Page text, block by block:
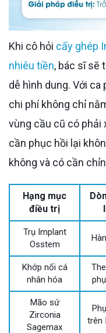
Khi cô hỏi cấy ghép
nhiêu tiền, bác sĩ sẽ
dễ hình dung. Với
chi phí không chỉ
vùng cầu cũ có phải
cần phục hồi lại
không và có cần
Hạng mục
điều trị
Trụ Implant
Osstem
Khớp nối cá
nhân hóa
Mão sứ
Zirconia
Sagemax
trên